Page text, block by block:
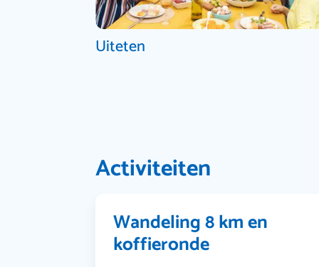
Uiteten
Activiteiten
Wandeling 8 km en
koffieronde